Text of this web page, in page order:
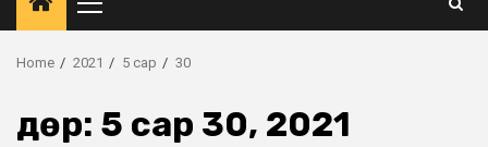
Primary
Menu
Home 2021 5 сар 30
Өдөр: 5 сар 30, 2021